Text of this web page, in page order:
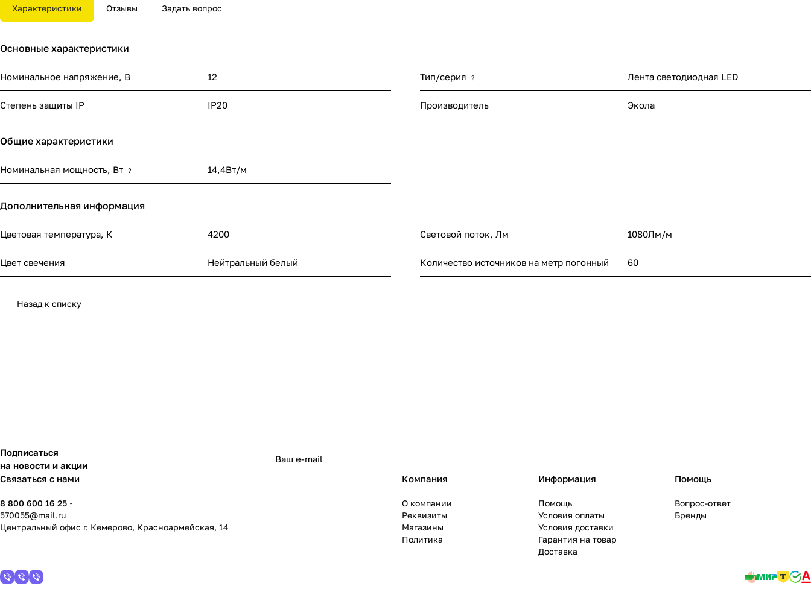
Характеристики Отзывы Задать вопрос
Основные характеристики
Номинальное напряжение, В 12 Тип/серия ? Лента светодиодная LED
Степень защиты IP IP20 Производитель Экола
Общие характеристики
Номинальная мощность, Вт ? 14,4Вт/м
Дополнительная информация
Цветовая температура, К 4200 Световой поток, Лм 1080Лм/м
Цвет свечения Нейтральный белый Количество источников на метр погонный 60
Назад к списку
Подписаться
на новости и акции
Связаться с нами
8 800 600 16 25
570055@mail.ru
Центральный офис г. Кемерово, Красноармейская, 14
Компания
О компании
Реквизиты
Магазины
Политика
Информация
Помощь
Условия оплаты
Условия доставки
Гарантия на товар
Доставка
Помощь
Вопрос-ответ
Бренды